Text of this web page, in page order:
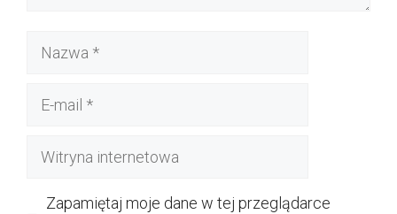
Nazwa
Witryna
Zapamiętaj moje dane w tej przeglądarce